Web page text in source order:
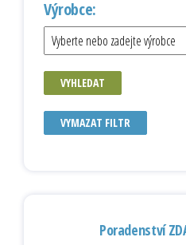
Výrobce:
VYHLEDAT
VYMAZAT FILTR
Poradenství